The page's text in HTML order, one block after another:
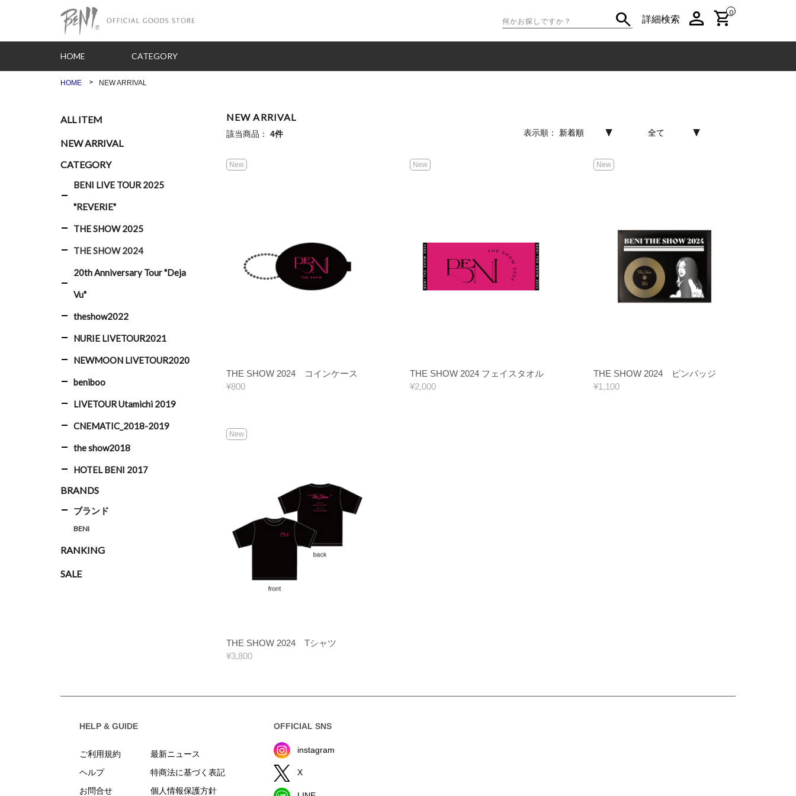
search 詳細検索 person shopping_cart0
HOME CATEGORY
HOME NEW ARRIVAL
NEW ARRIVAL
該当商品： 4件
New
THE SHOW 2024 コインケース
¥800
New
THE SHOW 2024 フェイスタオル
¥2,000
New
THE SHOW 2024 ピンバッジ
¥1,100
New
THE SHOW 2024 Tシャツ
¥3,800
ALL ITEM
NEW ARRIVAL
CATEGORY
BENI LIVE TOUR 2025
"REVERIE"
THE SHOW 2025
THE SHOW 2024
20th Anniversary Tour "Deja
Vu"
theshow2022
NURIE LIVETOUR2021
NEWMOON LIVETOUR2020
beniboo
LIVETOUR Utamichi 2019
CNEMATIC_2018-2019
the show2018
HOTEL BENI 2017
BRANDS
ブランド
BENI
RANKING
SALE
HELP & GUIDE
ご利用規約
ヘルプ
お問合せ
最新ニュース
特商法に基づく表記
個人情報保護方針
OFFICIAL SNS
instagram
X